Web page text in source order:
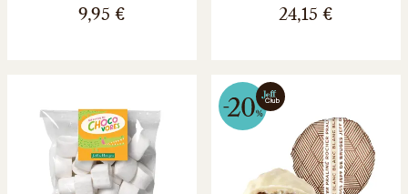
9,95 € 24,15 €